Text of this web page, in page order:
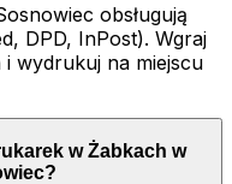
obsługują
DPD, InPost). Wgraj
wydrukuj na miejscu
w Żabkach w